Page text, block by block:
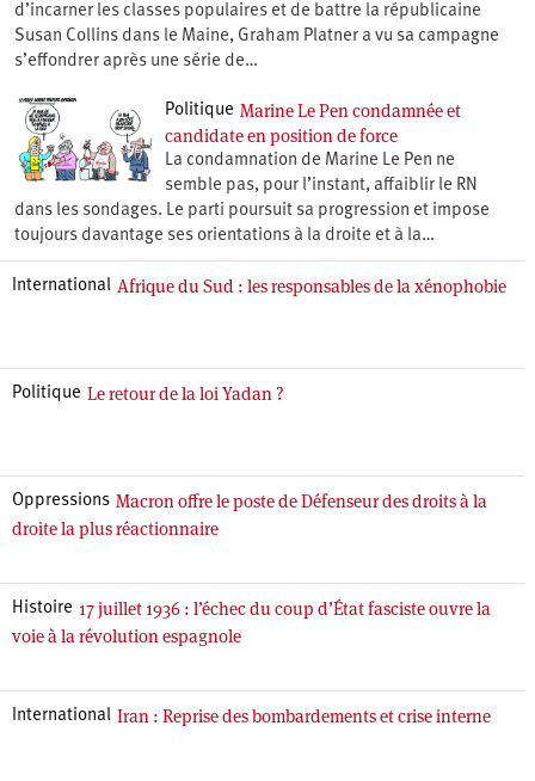
d’incarner les classes populaires et de battre la républicaine
Susan Collins dans le Maine, Graham Platner a vu sa campagne
s’effondrer après une série de…
Politique Marine Le Pen condamnée et
candidate en position de force
La condamnation de Marine Le Pen ne
semble pas, pour l’instant, affaiblir le RN
dans les sondages. Le parti poursuit sa progression et impose
toujours davantage ses orientations à la droite et à la…
International Afrique du Sud : les responsables de la xénophobie
Politique Le retour de la loi Yadan ?
Oppressions Macron offre le poste de Défenseur des droits à la
droite la plus réactionnaire
Histoire 17 juillet 1936 : l’échec du coup d’État fasciste ouvre la
voie à la révolution espagnole
International Iran : Reprise des bombardements et crise interne